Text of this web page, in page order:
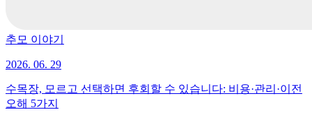
추모 이야기
2026. 06. 29
수목장, 모르고 선택하면 후회할 수 있습니다: 비용·관리·이전
오해 5가지